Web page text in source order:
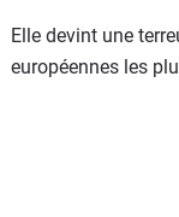
Elle devint une
européennes les